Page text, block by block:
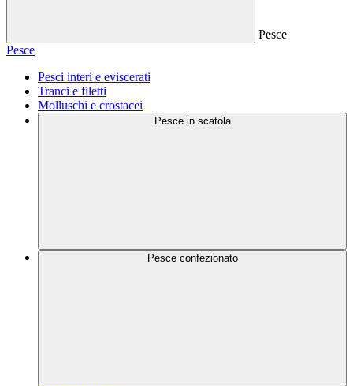
Pesce
Pesce
Pesci interi e eviscerati
Tranci e filetti
Molluschi e crostacei
Pesce in scatola
Pesce confezionato